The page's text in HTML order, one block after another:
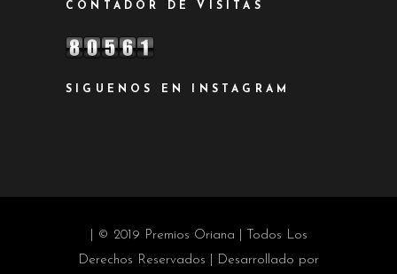
CONTADOR DE VISITAS
SIGUENOS EN INSTAGRAM
| © 2019 Premios Oriana | Todos Los
Derechos Reservados | Desarrollado por